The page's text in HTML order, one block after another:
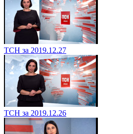
ТСН за 2019.12.27
ТСН за 2019.12.26